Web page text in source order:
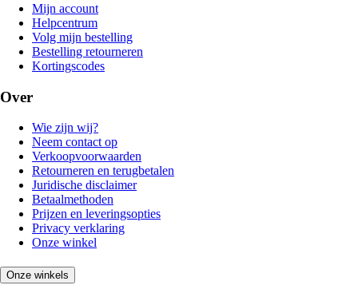
Mijn account
Helpcentrum
Volg mijn bestelling
Bestelling retourneren
Kortingscodes
Over
Wie zijn wij?
Neem contact op
Verkoopvoorwaarden
Retourneren en terugbetalen
Juridische disclaimer
Betaalmethoden
Prijzen en leveringsopties
Privacy verklaring
Onze winkel
Onze winkels